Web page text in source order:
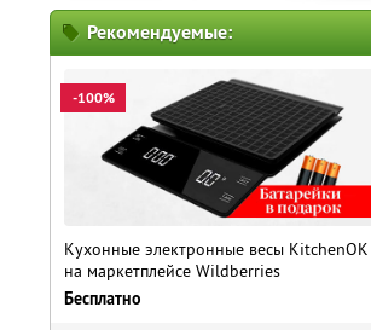
Рекомендуемые:
-100%
Кухонные электронные весы KitchenOK
на маркетплейсе Wildberries
Бесплатно